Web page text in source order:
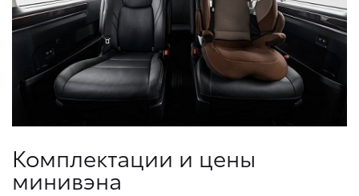
Комплектации и цены
минивэна